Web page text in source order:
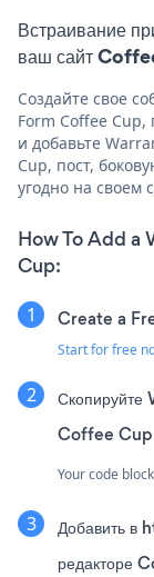
Встраивание
ваш сайт
Создайте свое
Form Coffee Cup,
и добавьте
Cup, пост,
угодно на своем
How To Add a
Cup:
Create a
Start for free
Coffee Cup
Your code
Добавить в
редакторе